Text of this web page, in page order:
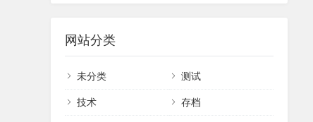
网站分类
未分类 测试
技术 存档